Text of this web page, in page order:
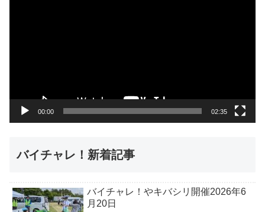
00:00 02:35
バイチャレ！新着記事
バイチャレ！やキバシリ開催2026年6
月20日